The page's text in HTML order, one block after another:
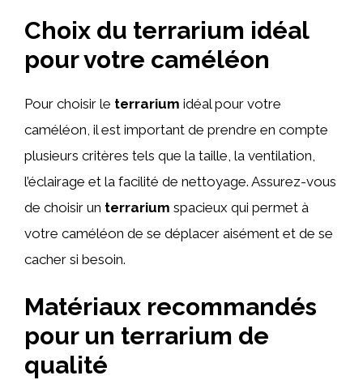
Choix du terrarium idéal
pour votre caméléon
Pour choisir le terrarium idéal pour votre
caméléon, il est important de prendre en compte
plusieurs critères tels que la taille, la ventilation,
l’éclairage et la facilité de nettoyage. Assurez-vous
de choisir un terrarium spacieux qui permet à
votre caméléon de se déplacer aisément et de se
cacher si besoin.
Matériaux recommandés
pour un terrarium de
qualité